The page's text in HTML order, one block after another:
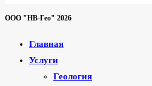
ООО "НВ-Гео" 2026
Главная
Услуги
Геология